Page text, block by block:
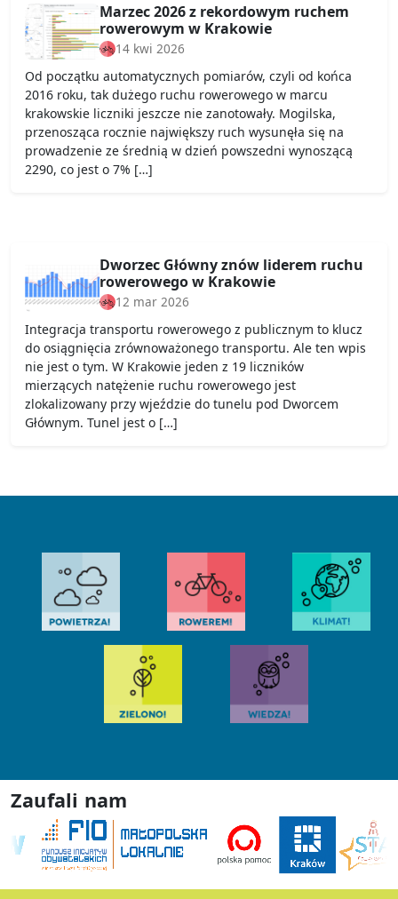
Marzec 2026 z rekordowym ruchem
rowerowym w Krakowie
14 kwi 2026
Od początku automatycznych pomiarów, czyli od końca
2016 roku, tak dużego ruchu rowerowego w marcu
krakowskie liczniki jeszcze nie zanotowały. Mogilska,
przenosząca rocznie największy ruch wysunęła się na
prowadzenie ze średnią w dzień powszedni wynoszącą
2290, co jest o 7% […]
Dworzec Główny znów liderem ruchu
rowerowego w Krakowie
12 mar 2026
Integracja transportu rowerowego z publicznym to klucz
do osiągnięcia zrównoważonego transportu. Ale ten wpis
nie jest o tym. W Krakowie jeden z 19 liczników
mierzących natężenie ruchu rowerowego jest
zlokalizowany przy wjeździe do tunelu pod Dworcem
Głównym. Tunel jest o […]
Zaufali nam